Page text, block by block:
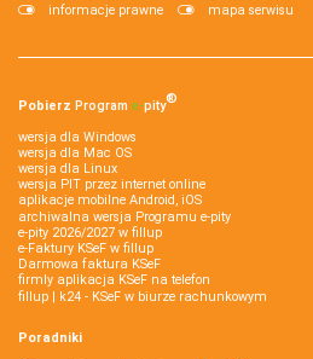
informacje prawne
mapa serwisu
Pobierz Program e‑pity®
wersja dla Windows
wersja dla Mac OS
wersja dla Linux
wersja PIT przez internet online
aplikacje mobilne Android, iOS
archiwalna wersja Programu e-pity
e-pity 2026/2027 w fillup
e‑Faktury KSeF w fillup
Darmowa faktura KSeF
firmly aplikacja KSeF na telefon
fillup | k24 - KSeF w biurze rachunkowym
Poradniki